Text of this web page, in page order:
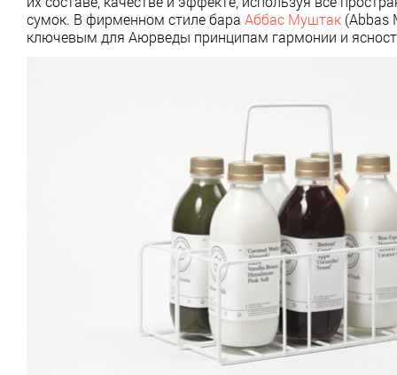
сумок. В фирменном стиле бара Аббас Муштак (Abbas
ключевым для Аюрведы принципам гармонии и